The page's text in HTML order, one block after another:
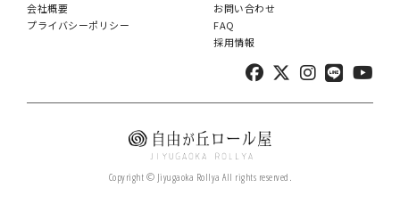
会社概要
プライバシーポリシー
お問い合わせ
FAQ
採用情報
Copyright © Jiyugaoka Rollya All rights reserved.